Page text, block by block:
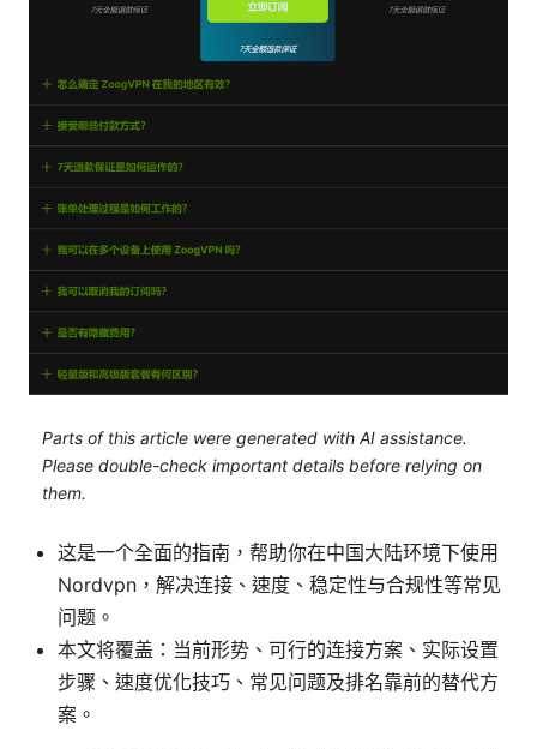
Parts of this article were generated with AI assistance.
Please double-check important details before relying on
them.
这是一个全面的指南，帮助你在中国大陆环境下使用
Nordvpn，解决连接、速度、稳定性与合规性等常见
问题。
本文将覆盖：当前形势、可行的连接方案、实际设置
步骤、速度优化技巧、常见问题及排名靠前的替代方
案。